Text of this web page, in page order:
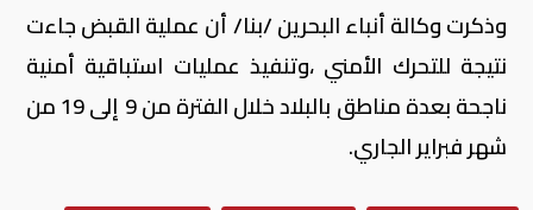
وذكرت وكالة أنباء البحرين /بنا/ أن عملية القبض جاءت
نتيجة للتحرك الأمني ،وتنفيذ عمليات استباقية أمنية
ناجحة بعدة مناطق بالبلاد خلال الفترة من 9 إلى 19 من
شهر فبراير الجاري.